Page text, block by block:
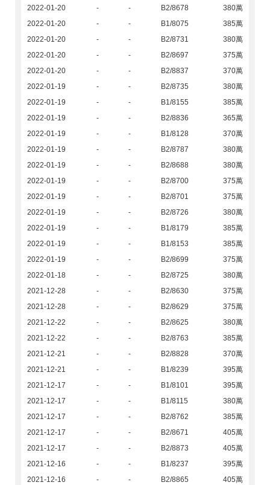
2022-01-20
- - B2/8678
380萬
2022-01-20
- - B1/8075
385萬
2022-01-20
- - B2/8731
380萬
2022-01-20
- - B2/8697
375萬
2022-01-20
- - B2/8837
370萬
2022-01-19
- - B2/8735
380萬
2022-01-19
- - B1/8155
385萬
2022-01-19
- - B2/8836
365萬
2022-01-19
- - B1/8128
370萬
2022-01-19
- - B2/8787
380萬
2022-01-19
- - B2/8688
380萬
2022-01-19
- - B2/8700
375萬
2022-01-19
- - B2/8701
375萬
2022-01-19
- - B2/8726
380萬
2022-01-19
- - B1/8179
385萬
2022-01-19
- - B1/8153
385萬
2022-01-19
- - B2/8699
375萬
2022-01-18
- - B2/8725
380萬
2021-12-28
- - B2/8630
375萬
2021-12-28
- - B2/8629
375萬
2021-12-22
- - B2/8625
380萬
2021-12-22
- - B2/8763
385萬
2021-12-21
- - B2/8828
370萬
2021-12-21
- - B1/8239
395萬
2021-12-17
- - B1/8101
395萬
2021-12-17
- - B1/8115
380萬
2021-12-17
- - B2/8762
385萬
2021-12-17
- - B2/8671
405萬
2021-12-17
- - B2/8873
405萬
2021-12-16
- - B1/8237
395萬
2021-12-16
- - B2/8865
405萬